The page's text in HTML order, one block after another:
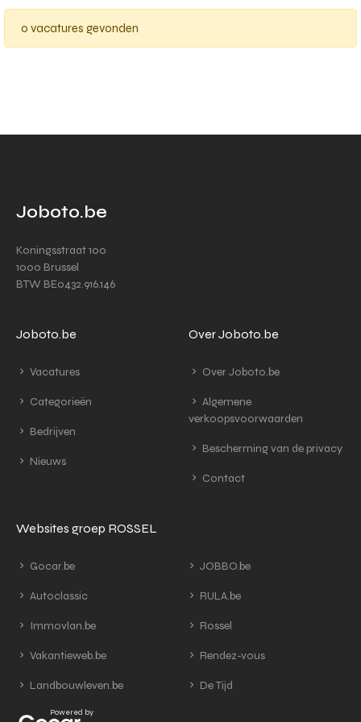
0 vacatures gevonden
Joboto.be
Koningsstraat 100
1000 Brussel
BTW BE0432.916.146
Joboto.be
Vacatures
Categorieën
Bedrijven
Nieuws
Over Joboto.be
Over Joboto.be
Algemene
verkoopsvoorwaarden
Bescherming van de privacy
Contact
Websites groep ROSSEL
Gocar.be
Autoclassic
Immovlan.be
Vakantieweb.be
Landbouwleven.be
JOBBO.be
RULA.be
Rossel
Rendez-vous
De Tijd
Powered by